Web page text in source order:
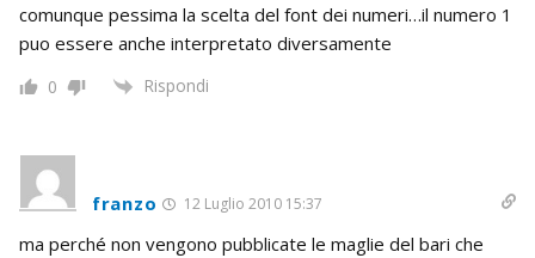
comunque pessima la scelta del font dei numeri…il numero 1
puo essere anche interpretato diversamente
0 Rispondi
franzo 12 Luglio 2010 15:37
ma perché non vengono pubblicate le maglie del bari che